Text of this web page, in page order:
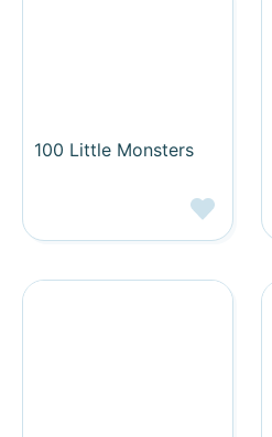
100 Little Monsters